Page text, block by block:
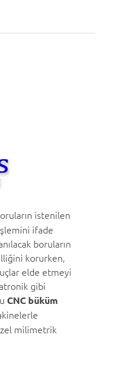
istenilen
ifade
boruların
korurken,
elde etmeyi
gibi
CNC büküm
milimetrik